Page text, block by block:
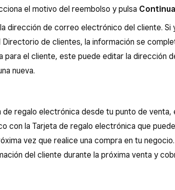
el motivo del reembolso y pulsa
dirección de correo electrónico del cliente. Si
de clientes, la información se
para el cliente, este puede editar la dirección
nueva.
de regalo electrónica desde tu punto de venta,
con la Tarjeta de regalo electrónica que puede
vez que realice una compra en tu negocio.
del cliente durante la próxima venta y